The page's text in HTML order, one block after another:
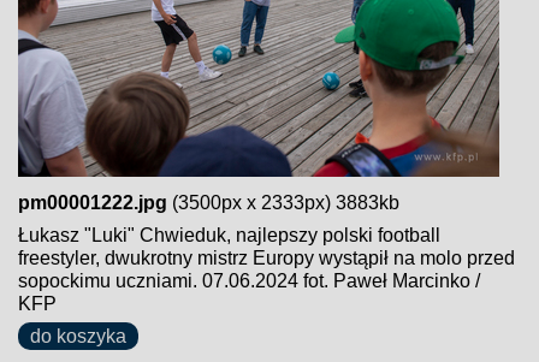
pm00001222.jpg (3500px x 2333px) 3883kb
Łukasz "Luki" Chwieduk, najlepszy polski football
freestyler, dwukrotny mistrz Europy wystąpił na molo przed
sopockimu uczniami. 07.06.2024 fot. Paweł Marcinko /
KFP
do koszyka